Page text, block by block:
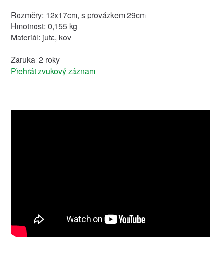
Rozměry: 12x17cm, s provázkem 29cm
Hmotnost: 0,155 kg
Materiál: juta, kov
Záruka: 2 roky
Přehrát zvukový záznam